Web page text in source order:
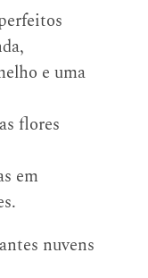
e uma
flores
em
nuvens